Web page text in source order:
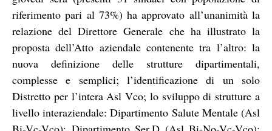
riferimento pari al 73%) ha approvato all’unanimità la
relazione del Direttore Generale che ha illustrato la
proposta dell’Atto aziendale contenente tra l’altro: la
nuova definizione delle strutture dipartimentali,
complesse e semplici; l’identificazione di un solo
Distretto per l’intera Asl Vco; lo sviluppo di strutture a
livello interaziendale: Dipartimento Salute Mentale (Asl